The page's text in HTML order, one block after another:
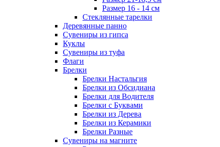
Размер 16 - 14 см
Стеклянные тарелки
Деревянные панно
Сувениры из гипса
Куклы
Сувениры из туфа
Флаги
Брелки
Брелки Настальгия
Брелки из Обсидиана
Брелки для Водителя
Брелки с Буквами
Брелки из Дерева
Брелки из Керамики
Брелки Разные
Сувениры на магните